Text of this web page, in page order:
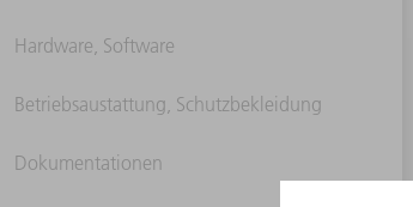
Hardware, Software
Betriebsaustattung, Schutzbekleidung
Dokumentationen